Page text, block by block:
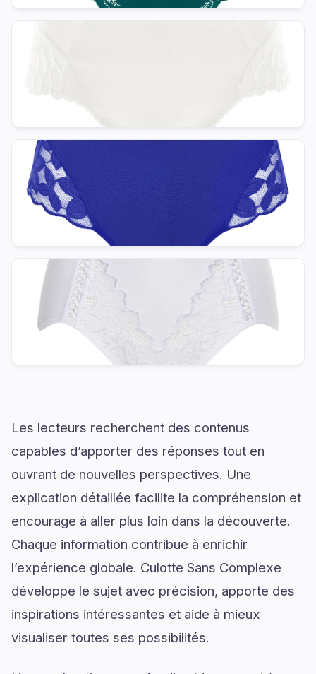
Les lecteurs recherchent des contenus
capables d’apporter des réponses tout en
ouvrant de nouvelles perspectives. Une
explication détaillée facilite la compréhension et
encourage à aller plus loin dans la découverte.
Chaque information contribue à enrichir
l’expérience globale. Culotte Sans Complexe
développe le sujet avec précision, apporte des
inspirations intéressantes et aide à mieux
visualiser toutes ses possibilités.